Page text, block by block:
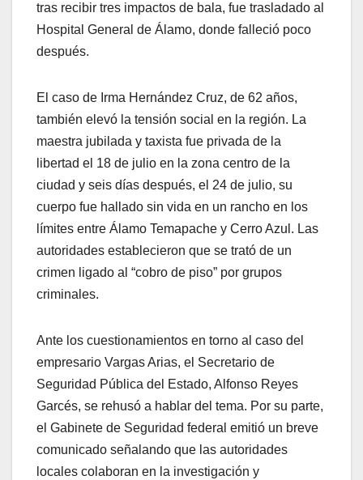
tras recibir tres impactos de bala, fue trasladado al
Hospital General de Álamo, donde falleció poco
después.
El caso de Irma Hernández Cruz, de 62 años,
también elevó la tensión social en la región. La
maestra jubilada y taxista fue privada de la
libertad el 18 de julio en la zona centro de la
ciudad y seis días después, el 24 de julio, su
cuerpo fue hallado sin vida en un rancho en los
límites entre Álamo Temapache y Cerro Azul. Las
autoridades establecieron que se trató de un
crimen ligado al “cobro de piso” por grupos
criminales.
Ante los cuestionamientos en torno al caso del
empresario Vargas Arias, el Secretario de
Seguridad Pública del Estado, Alfonso Reyes
Garcés, se rehusó a hablar del tema. Por su parte,
el Gabinete de Seguridad federal emitió un breve
comunicado señalando que las autoridades
locales colaboran en la investigación y